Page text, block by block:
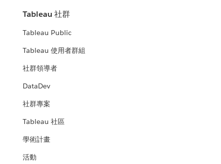
Tableau 社群
Tableau Public
Tableau 使用者群組
社群領導者
DataDev
社群專案
Tableau 社區
學術計畫
活動